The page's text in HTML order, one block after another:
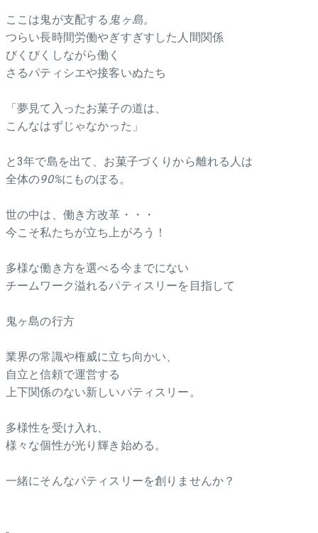
ここは鬼が支配する 鬼ヶ島。
つらい長時間労働やぎすぎすした人間関係
びくびくしながら働く
さるパティシエや接客いぬたち
「夢見て入ったお菓子の道は、
こんなはずじゃなかった」
と3年で島を出て、お菓子づくりから離れる人は
全体の90%にものぼる。
世の中は、働き方改革・・・
今こそ私たちが立ち上がろう！
多様な働き方を選べる今までにない
チームワーク溢れるパティスリーを目指して
鬼ヶ島の行方
業界の常識や権威に立ち向かい、
自立と信頼で運営する
上下関係のない新しいパティスリー。
多様性を受け入れ、
様々な個性が光り輝き始める。
一緒にそんなパティスリーを創りませんか？